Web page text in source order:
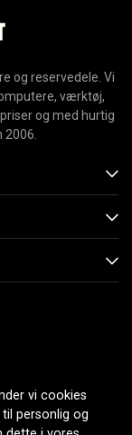
og reservedele. Vi
værktøj,
og med hurtig
2006.
vi cookies
personlig og